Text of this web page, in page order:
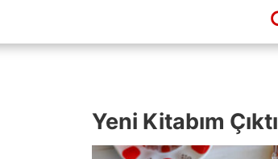
Yeni Kitabım Çıktı